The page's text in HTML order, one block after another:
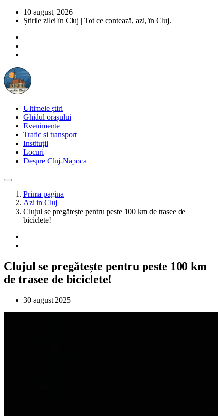
10 august, 2026
Știrile zilei în Cluj | Tot ce contează, azi, în Cluj.
Ultimele știri
Ghidul orașului
Evenimente
Trafic și transport
Instituții
Locuri
Despre Cluj-Napoca
Prima pagina
Azi in Cluj
Clujul se pregătește pentru peste 100 km de trasee de
biciclete!
Clujul se pregătește pentru peste 100 km
de trasee de biciclete!
30 august 2025